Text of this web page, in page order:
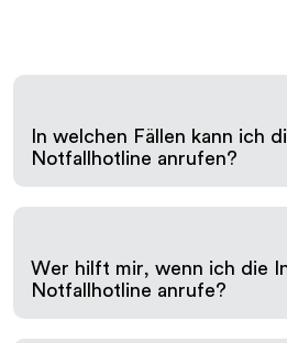
In welchen Fällen kann ich
Notfallhotline anrufen?
Sie können unsere
verdächtige Aktivitäten auf
oder Netzwerken,
Phishing- oder Ransomware-
ungewöhnlichem Verhalten
Wer hilft mir, wenn ich die
Notfallhotline anrufe?
Wenn Sie die Incident-